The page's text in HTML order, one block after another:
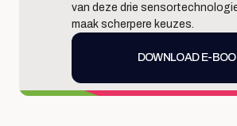
van deze drie
maak scherpere keuzes.
DOWNLOAD E-